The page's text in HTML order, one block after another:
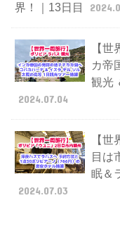
界！｜13日目
【
カ帝
観光
2024.07.04
【
目は
眠＆
2024.07.03